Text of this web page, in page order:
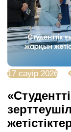
17 сәуір 2026